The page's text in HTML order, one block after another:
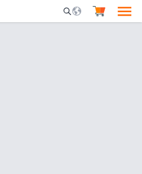
Mobile Search